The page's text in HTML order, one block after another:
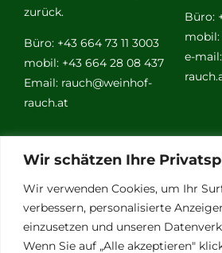
Wir schätzen Ihre
Wir verwenden Cookies, um Ihr
verbessern, personalisierte
einzusetzen und unseren
Wenn Sie auf „Alle akzeptieren"
zurück.
Büro: +43 664 73 11 3003
mobil: +43 664 28 08 437
Email: rauch@weinhof-
rauch.at
Büro:
mobil:
e-mail:
Weitere
Links
Vino Vitalis
Ottersbachtal